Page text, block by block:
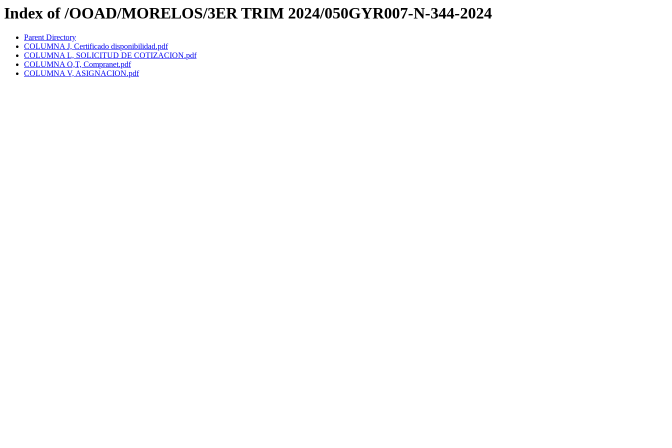
Index of /OOAD/MORELOS/3ER TRIM 2024/050GYR007-N-344-2024
Parent Directory
COLUMNA J, Certificado disponibilidad.pdf
COLUMNA L, SOLICITUD DE COTIZACION.pdf
COLUMNA O,T, Compranet.pdf
COLUMNA V, ASIGNACION.pdf